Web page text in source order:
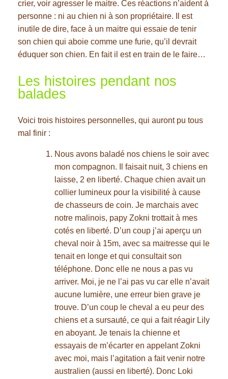
crier, voir agresser le maitre. Ces réactions n’aident à
personne : ni au chien ni à son propriétaire. Il est
inutile de dire, face à un maitre qui essaie de tenir
son chien qui aboie comme une furie, qu’il devrait
éduquer son chien. En fait il est en train de le faire…
Les histoires pendant nos
balades
Voici trois histoires personnelles, qui auront pu tous
mal finir :
Nous avons baladé nos chiens le soir avec
mon compagnon. Il faisait nuit, 3 chiens en
laisse, 2 en liberté. Chaque chien avait un
collier lumineux pour la visibilité à cause
de chasseurs de coin. Je marchais avec
notre malinois, papy Zokni trottait à mes
cotés en liberté. D’un coup j’ai aperçu un
cheval noir à 15m, avec sa maitresse qui le
tenait en longe et qui consultait son
téléphone. Donc elle ne nous a pas vu
arriver. Moi, je ne l’ai pas vu car elle n’avait
aucune lumière, une erreur bien grave je
trouve. D’un coup le cheval a eu peur des
chiens et a sursauté, ce qui a fait réagir Lily
en aboyant. Je tenais la chienne et
essayais de m’écarter en appelant Zokni
avec moi, mais l’agitation a fait venir notre
australien (aussi en liberté). Donc Loki